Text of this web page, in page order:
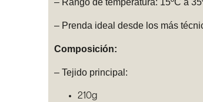
– Rango de temperatura: 15ºC a
– Prenda ideal desde los más
Composición:
– Tejido principal:
210g